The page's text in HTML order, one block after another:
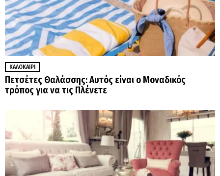
ΚΑΛΟΚΑΊΡΙ
Πετσέτες Θαλάσσης: Αυτός είναι ο Μοναδικός
τρόπος για να τις Πλένετε